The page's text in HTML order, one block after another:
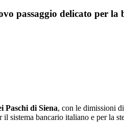
passaggio delicato per la
Paschi di Siena, con le dimissioni di
sistema bancario italiano e per la